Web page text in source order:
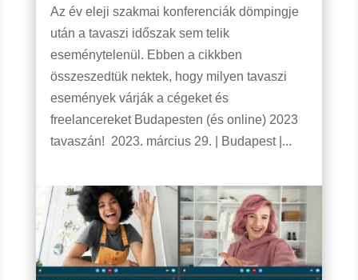
Az év eleji szakmai konferenciák dömpingje
után a tavaszi időszak sem telik
eseménytelenül. Ebben a cikkben
összeszedtük nektek, hogy milyen tavaszi
események várják a cégeket és
freelancereket Budapesten (és online) 2023
tavaszán! 2023. március 29. | Budapest |...